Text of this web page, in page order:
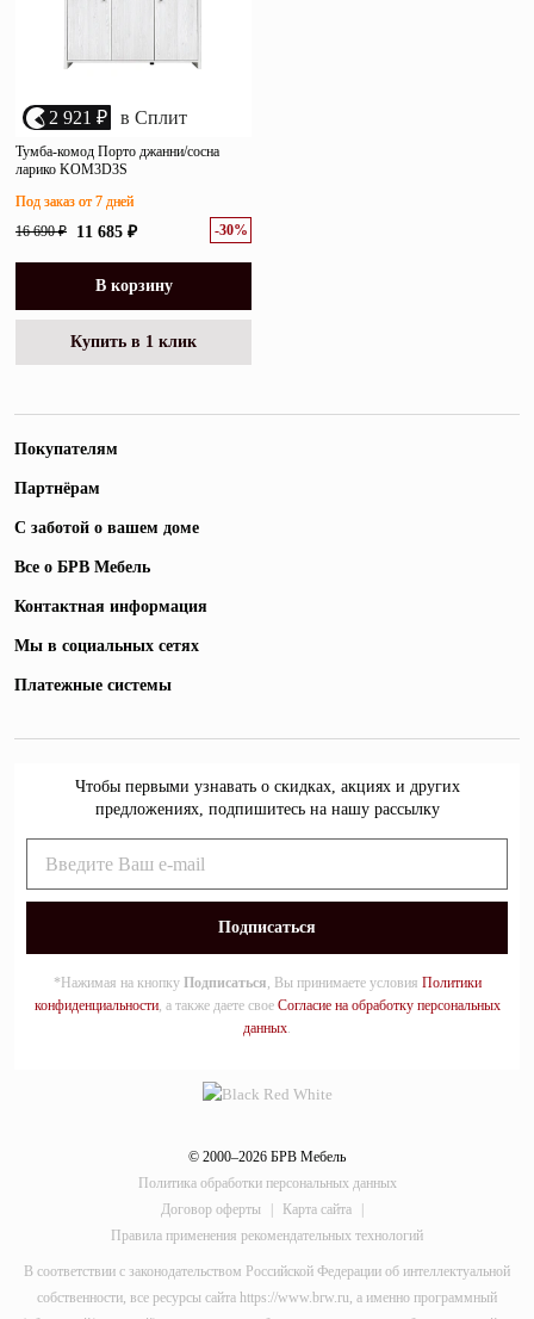
2 921 ₽ в Сплит
Тумба-комод Порто джанни/сосна
ларико KOM3D3S
16 690 ₽ 11 685 ₽ -30%
Под заказ от 7 дней
В корзину
Купить в 1 клик
Покупателям
Партнёрам
С заботой о вашем доме
Все о БРВ Мебель
Контактная информация
Мы в социальных сетях
Платежные системы
Чтобы первыми узнавать о скидках, акциях и других
предложениях, подпишитесь на нашу рассылку
*Нажимая на кнопку Подписаться, Вы принимаете условия Политики
конфиденциальности, а также даете свое Согласие на обработку персональных
данных.
© 2000–2026 БРВ Мебель
Политика обработки персональных данных
Договор оферты
Карта сайта
Правила применения рекомендательных технологий
В соответствии с законодательством Российской Федерации об интеллектуальной
собственности, все ресурсы сайта https://www.brw.ru, а именно программный